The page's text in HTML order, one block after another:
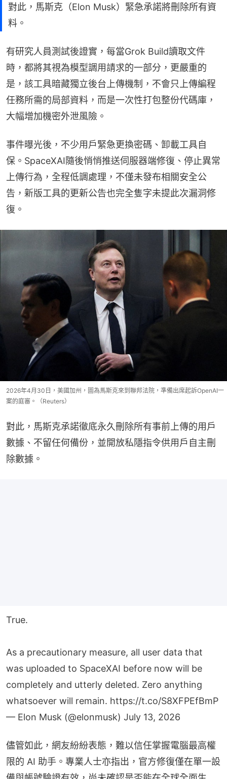
對此，馬斯克（Elon Musk）緊急承諾將刪除所有資
料。
有研究人員測試後證實，每當Grok Build讀取文件
時，都將其視為模型調用請求的一部分，更嚴重的
是，該工具暗藏獨立後台上傳機制，不會只上傳編程
任務所需的局部資料，而是一次性打包整份代碼庫，
大幅增加機密外泄風險。
事件曝光後，不少用戶緊急更換密碼、卸載工具自
保。SpaceXAI隨後悄悄推送伺服器端修復、停止異常
上傳行為，全程低調處理，不僅未發布相關安全公
告，新版工具的更新公告也完全隻字未提此次漏洞修
復。
2026年4月30日，美國加州，圖為馬斯克來到聯邦法院，準備出席起訴OpenAI一
案的庭審。（Reuters）
對此，馬斯克承諾徹底永久刪除所有事前上傳的用戶
數據、不留任何備份，並開放私隱指令供用戶自主刪
除數據。
True.
As a precautionary measure, all user data that
was uploaded to SpaceXAI before now will be
completely and utterly deleted. Zero anything
whatsoever will remain. https://t.co/S8XFPEfBmP
— Elon Musk (@elonmusk) July 13, 2026
儘管如此，網友紛紛表態，難以信任掌握電腦最高權
限的 AI 助手。專業人士亦指出，官方修復僅在單一設